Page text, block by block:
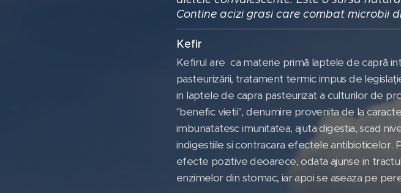
Contine acizi grasi care combat microbii
Kefir
Kefirul are ca materie primă laptele de capră
pasteurizării, tratament termic impus de
in laptele de capra pasteurizat a culturilor de
"benefic vietii", denumire provenita de la
imbunatatesc imunitatea, ajuta digestia, scad
indigestiile si contracara efectele antibioticelor.
efecte pozitive deoarece, odata ajunse in
enzimelor din stomac, iar apoi se aseaza pe